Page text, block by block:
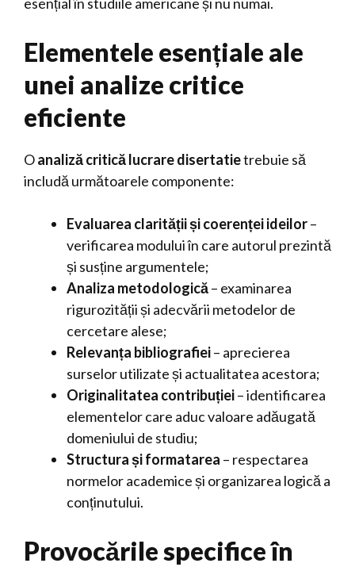
Elementele esențiale ale
unei analize critice
eficiente
Oanaliză critică lucrare disertatietrebuie să
includă următoarele componente:
Evaluarea clarității și coerenței ideilor–
verificarea modului în care autorul prezintă
și susține argumentele;
Analiza metodologică– examinarea
rigurozității și adecvării metodelor de
cercetare alese;
Relevanța bibliografiei– aprecierea
surselor utilizate și actualitatea acestora;
Originalitatea contribuției– identificarea
elementelor care aduc valoare adăugată
domeniului de studiu;
Structura și formatarea – respectarea
normelor academice și organizarea logică a
conținutului.
Provocările specifice în